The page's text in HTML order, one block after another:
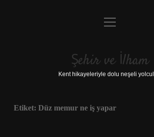
Anasayfa
Yasal Uyarı
menüyü
Şehir ve İlham
Kent hikayeleriyle dolu neşeli
Etiket: Düz memur ne iş yapar